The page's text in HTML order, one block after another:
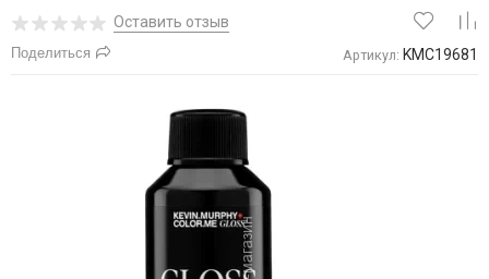
Оставить отзыв
Поделиться Артикул: KMC19681